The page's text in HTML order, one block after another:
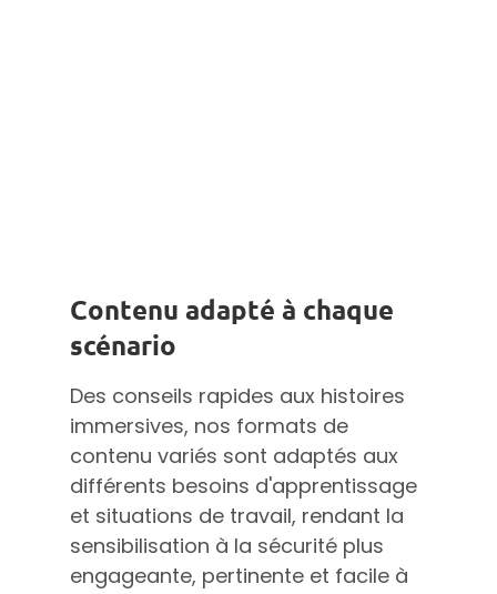
Contenu adapté à chaque
scénario
Des conseils rapides aux histoires
immersives, nos formats de
contenu variés sont adaptés aux
différents besoins d'apprentissage
et situations de travail, rendant la
sensibilisation à la sécurité plus
engageante, pertinente et facile à